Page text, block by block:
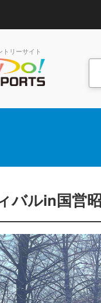
トリーサイト
バルin国営